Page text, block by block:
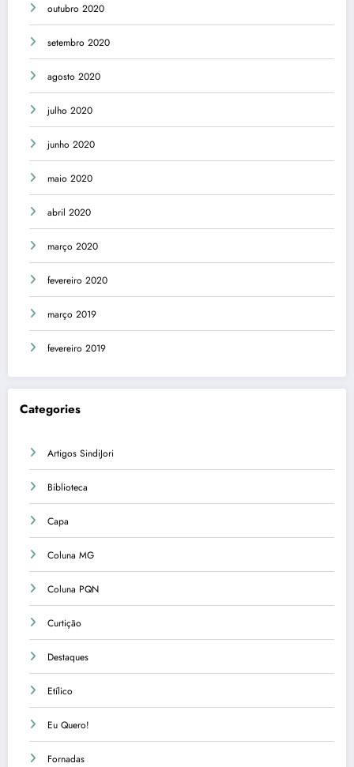
outubro 2020
setembro 2020
agosto 2020
julho 2020
junho 2020
maio 2020
abril 2020
março 2020
fevereiro 2020
março 2019
fevereiro 2019
Categories
Artigos SindiJori
Biblioteca
Capa
Coluna MG
Coluna PQN
Curtição
Destaques
Etílico
Eu Quero!
Fornadas